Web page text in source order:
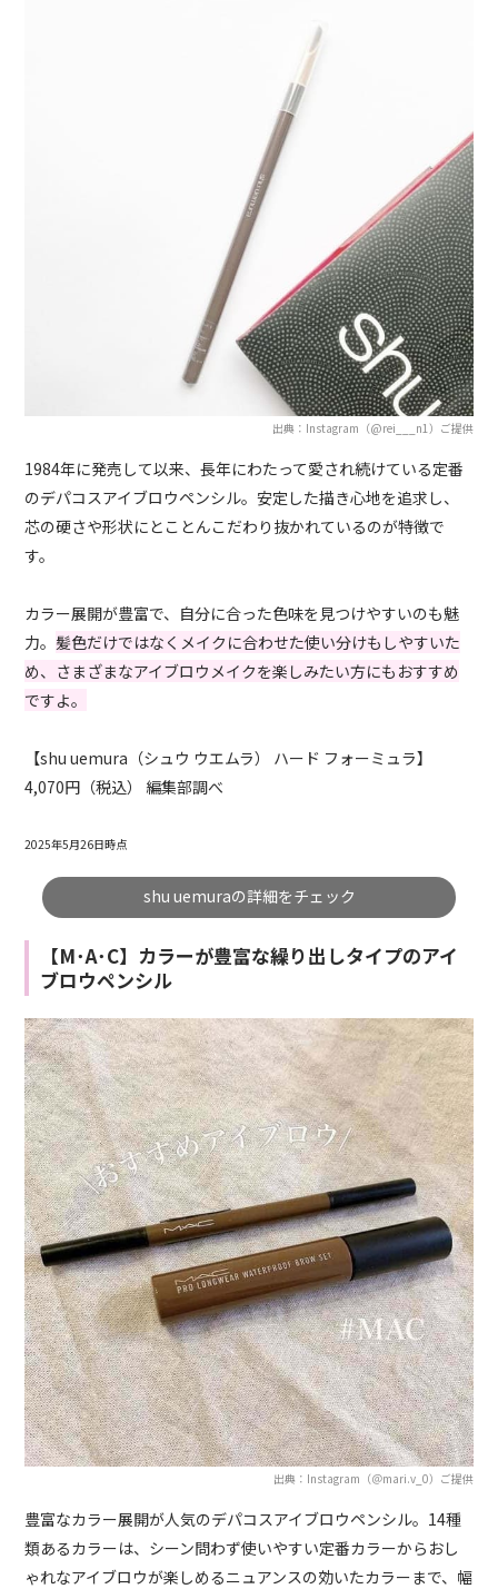
出典：Instagram（@rei___n1）ご提供
1984年に発売して以来、長年にわたって愛され続けている定番
のデパコスアイブロウペンシル。安定した描き心地を追求し、
芯の硬さや形状にとことんこだわり抜かれているのが特徴で
す。
カラー展開が豊富で、自分に合った色味を見つけやすいのも魅
力。 髪色だけではなくメイクに合わせた使い分けもしやすいた
め、さまざまなアイブロウメイクを楽しみたい方にもおすすめ
ですよ。
【shu uemura（シュウ ウエムラ） ハード フォーミュラ】
4,070円（税込） 編集部調べ
2025年5月26日時点
shu uemuraの詳細をチェック
【M･A･C】カラーが豊富な繰り出しタイプのアイ
ブロウペンシル
出典：Instagram（＠mari.v_0）ご提供
豊富なカラー展開が人気のデパコスアイブロウペンシル。14種
類あるカラーは、シーン問わず使いやすい定番カラーからおし
ゃれなアイブロウが楽しめるニュアンスの効いたカラーまで、幅